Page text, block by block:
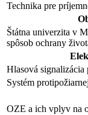
Technika pre
Štátna univerzita v
spôsob ochrany
Hlasová signalizácia
Systém
OZE a ich vplyv